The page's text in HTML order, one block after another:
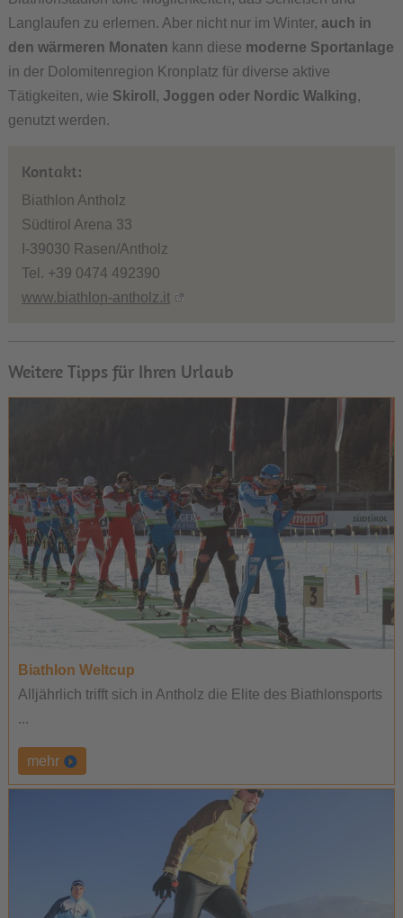
Langlaufen zu erlernen. Aber nicht nur im Winter, auch in
den wärmeren Monaten kann diese moderne Sportanlage
in der Dolomitenregion Kronplatz für diverse aktive
Tätigkeiten, wie Skiroll , Joggen oder Nordic Walking,
genutzt werden.
Kontakt:
Biathlon Antholz
Südtirol Arena 33
I-39030 Rasen/Antholz
Tel. +39 0474 492390
www.biathlon-antholz.it
Weitere Tipps für Ihren Urlaub
Biathlon Weltcup
Alljährlich trifft sich in Antholz die Elite des Biathlonsports
...
mehr